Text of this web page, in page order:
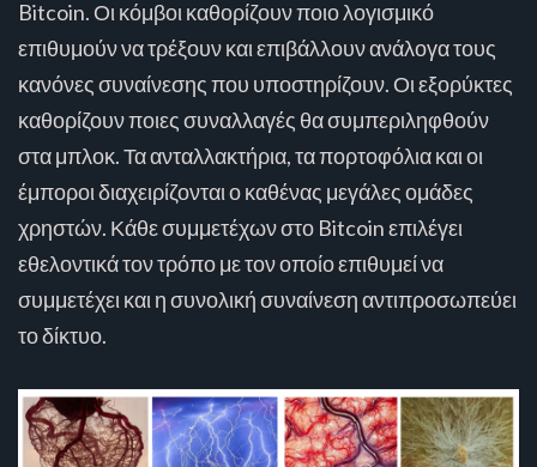
Bitcoin. Οι κόμβοι καθορίζουν ποιο λογισμικό
επιθυμούν να τρέξουν και επιβάλλουν ανάλογα τους
κανόνες συναίνεσης που υποστηρίζουν. Οι εξορύκτες
καθορίζουν ποιες συναλλαγές θα συμπεριληφθούν
στα μπλοκ. Τα ανταλλακτήρια, τα πορτοφόλια και οι
έμποροι διαχειρίζονται ο καθένας μεγάλες ομάδες
χρηστών. Κάθε συμμετέχων στο Bitcoin επιλέγει
εθελοντικά τον τρόπο με τον οποίο επιθυμεί να
συμμετέχει και η συνολική συναίνεση αντιπροσωπεύει
το δίκτυο.